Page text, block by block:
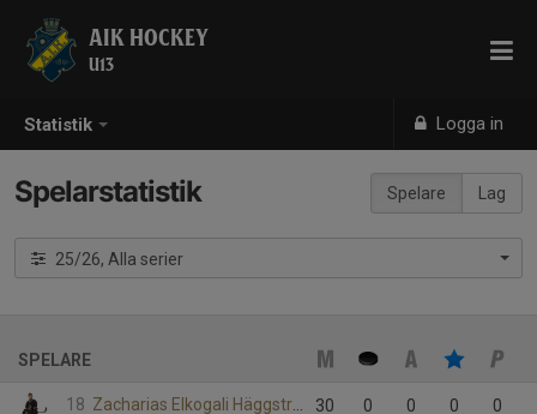
Statistik Logga in
AIK HOCKEY
U13
Spelare Lag
Spelarstatistik
25/26, Alla serier
SPELARE
18 Zacharias Elkogali Häggström 30 0 0 0 0